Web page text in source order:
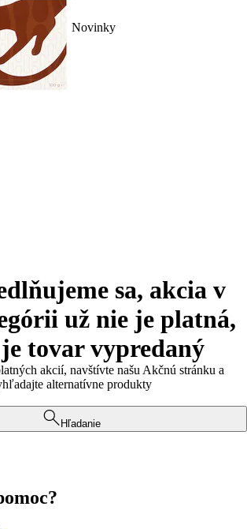
Novinky
sa, akcia v
už nie je platná,
tovar vypredaný
akcií, navštívte našu Akčnú stránku a
alternatívne produkty
Hľadanie